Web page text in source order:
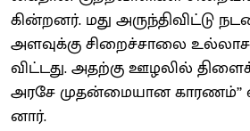
கின்​றனர். மது அருந்​தி​விட்டு
அளவுக்கு சிறைச்​சாலை உல்​லாச
விட்​டது. அதற்கு ஊழலில்
அரசே முதன்​மை​யான காரணம்’’
னார்.